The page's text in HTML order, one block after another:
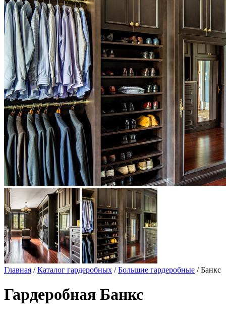
Главная /Каталог гардеробных /Большие гардеробные / Банкс
Гардеробная Банкс